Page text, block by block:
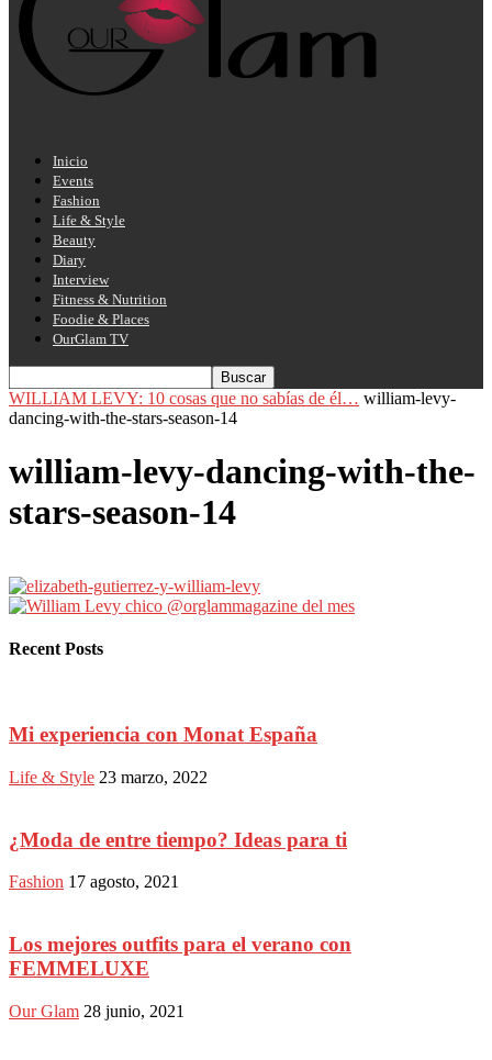
Inicio
Events
Fashion
Life & Style
Beauty
Diary
Interview
Fitness & Nutrition
Foodie & Places
OurGlam TV
WILLIAM LEVY: 10 cosas que no sabías de él… william-levy-
dancing-with-the-stars-season-14
william-levy-dancing-with-the-
stars-season-14
Recent Posts
Mi experiencia con Monat España
Life & Style 23 marzo, 2022
¿Moda de entre tiempo? Ideas para ti
Fashion 17 agosto, 2021
Los mejores outfits para el verano con
FEMMELUXE
Our Glam 28 junio, 2021